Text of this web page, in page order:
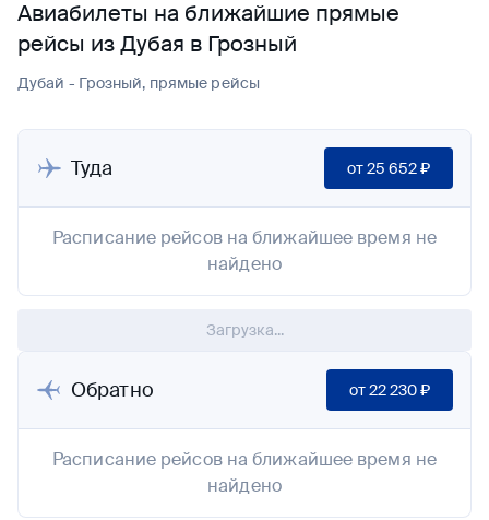
Авиабилеты на ближайшие прямые
рейсы из Дубая в Грозный
Дубай - Грозный, прямые рейсы
Туда от25 652 ₽
Расписание рейсов на ближайшее время не
найдено
Загрузка...
Обратно от22 230 ₽
Расписание рейсов на ближайшее время не
найдено